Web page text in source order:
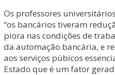
Os professores
“os bancários tiveram
piora nas condições de
da automação bancária, e
aos serviços púbicos
Estado que é um fator